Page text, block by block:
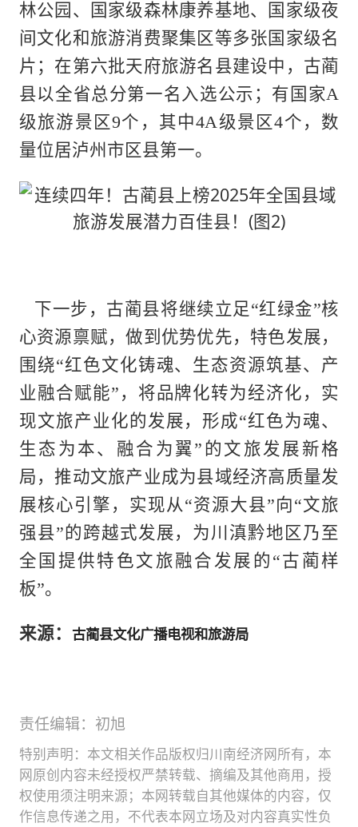
林公园、国家级森林康养基地、国家级夜
间文化和旅游消费聚集区等多张国家级名
片；在第六批天府旅游名县建设中，古蔺
县以全省总分第一名入选公示；有国家A
级旅游景区9个，其中4A级景区4个，数
量位居泸州市区县第一。
下一步，古蔺县将继续立足“红绿金”核
心资源禀赋，做到优势优先，特色发展，
围绕“红色文化铸魂、生态资源筑基、产
业融合赋能”，将品牌化转为经济化，实
现文旅产业化的发展，形成“红色为魂、
生态为本、融合为翼”的文旅发展新格
局，推动文旅产业成为县域经济高质量发
展核心引擎，实现从“资源大县”向“文旅
强县”的跨越式发展，为川滇黔地区乃至
全国提供特色文旅融合发展的“古蔺样
板”。
来源： 古蔺县文化广播电视和旅游局
责任编辑：初旭
特别声明：本文相关作品版权归川南经济网所有，本
网原创内容未经授权严禁转载、摘编及其他商用，授
权使用须注明来源；本网转载自其他媒体的内容，仅
作信息传递之用，不代表本网立场及对内容真实性负